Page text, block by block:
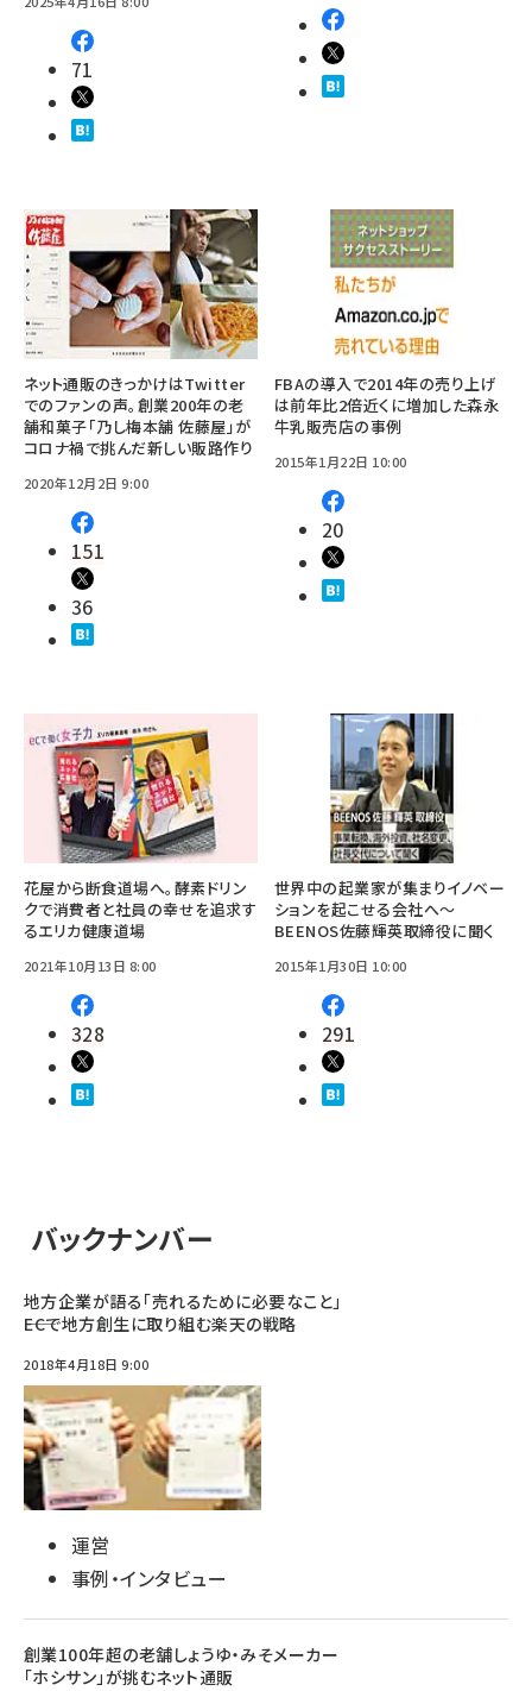
71
ネット通販のきっかけはTwitter
でのファンの声。創業200年の老
舗和菓子「乃し梅本舗 佐藤屋」が
コロナ禍で挑んだ新しい販路作り
2020年12月2日 9:00
151
36
FBAの導入で2014年の売り上げ
は前年比2倍近くに増加した森永
牛乳販売店の事例
2015年1月22日 10:00
20
花屋から断食道場へ。酵素ドリン
クで消費者と社員の幸せを追求す
るエリカ健康道場
2021年10月13日 8:00
328
世界中の起業家が集まりイノベー
ションを起こせる会社へ～
BEENOS佐藤輝英取締役に聞く
2015年1月30日 10:00
291
バックナンバー
地方企業が語る「売れるために必要なこと」
――ECで地方創生に取り組む楽天の戦略
2018年4月18日 9:00
運営
事例・インタビュー
創業100年超の老舗しょうゆ・みそメーカー
「ホシサン」が挑むネット通販